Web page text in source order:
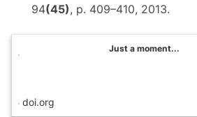
94(45), p. 409–410, 2013.
Just a moment...
doi.org